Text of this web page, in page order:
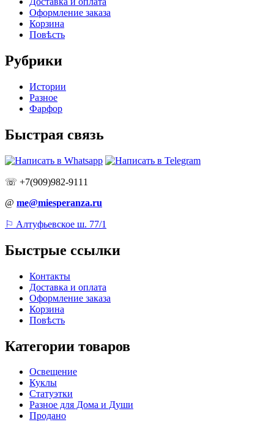
Оформление заказа
Корзина
Повѣсть
Рубрики
Истории
Разное
Фарфор
Быстрая связь
☏ +7(909)982-9111
@ me@miesperanza.ru
⚐ Алтуфьевское ш. 77/1
Быстрые ссылки
Контакты
Доставка и оплата
Оформление заказа
Корзина
Повѣсть
Категории товаров
Освещение
Куклы
Статуэтки
Разное для Дома и Души
Продано